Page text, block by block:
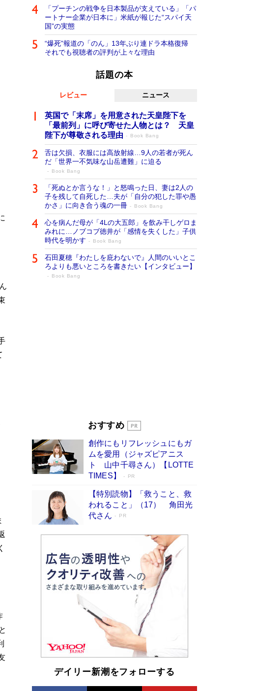
「プーチンの戦争を日本製品が支えている」「パ
ートナー企業が日本に」米紙が報じた“スパイ天
国”の実態
“爆死”報道の「のん」13年ぶり連ドラ本格復帰
それでも視聴者の評判が上々な理由
話題の本
レビュー ニュース
英国で「末席」を用意された天皇陛下を
「最前列」に呼び寄せた人物とは？ 天皇
陛下が尊敬される理由
Book Bang
舌は欠損、衣服には高放射線…9人の若者が死ん
だ「世界一不気味な山岳遭難」に迫る
Book Bang
「死ぬとか言うな！」と怒鳴った日、妻は2人の
子を残して自死した…夫が「自分の犯した罪や愚
かさ」に向き合う魂の一冊
Book Bang
心を病んだ母が「4Lの大五郎」を飲み干しゲロま
みれに…ノブコブ徳井が「感情を失くした」子供
時代を明かす
Book Bang
石田夏穂『わたしを庇わないで』人間のいいとこ
ろよりも悪いところを書きたい【インタビュー】
Book Bang
開発への関心を押し上げた18年の物語に幕 特装
Book Bang
友近氏、絶賛！ 鎌倉を舞台に、孤独を抱えた
人々が新たな一歩を踏み出す連作短篇集『海のほ
とりのプラネット』試し読み
おすすめ
創作にもリフレッシュにもガ
ムを愛用（ジャズピアニス
ト 山中千尋さん）【LOTTE
TIMES】
PR
【特別読物】「救うこと、救
われること」（17） 角田光
代さん
PR
デイリー新潮をフォローする